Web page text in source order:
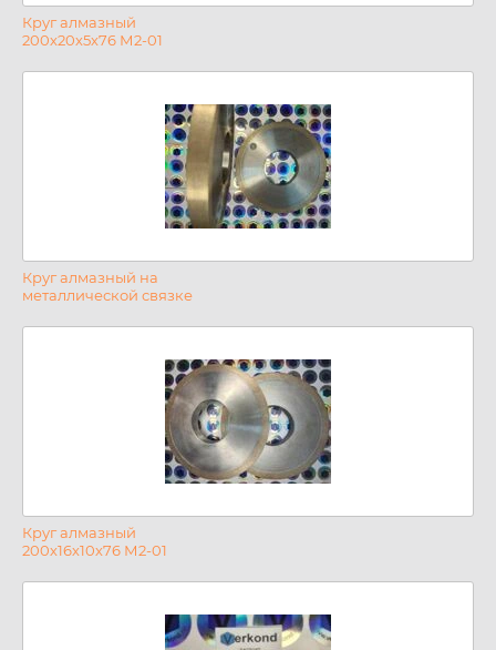
Круг алмазный
200х20х5х76 М2-01
Круг алмазный на
металлической связке
Круг алмазный
200х16х10х76 М2-01